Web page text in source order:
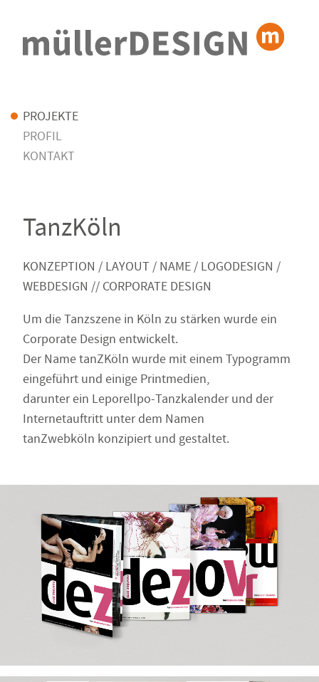
PROJEKTE
PROFIL
KONTAKT
TanzKöln
KONZEPTION / LAYOUT / NAME / LOGODESIGN /
WEBDESIGN // CORPORATE DESIGN
Um die Tanzszene in Köln zu stärken wurde ein
Corporate Design entwickelt.
Der Name tanZKöln wurde mit einem Typogramm
eingeführt und einige Printmedien,
darunter ein Leporellpo-Tanzkalender und der
Internetauftritt unter dem Namen
tanZwebköln konzipiert und gestaltet.